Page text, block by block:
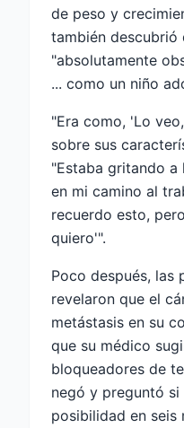
de peso y
también descubrió
"absolutamente
... como un niño
"Era como, 'Lo
sobre sus
"Estaba gritando a
en mi camino al
recuerdo esto,
quiero'".
Poco después, las
revelaron que el
metástasis en su
que su médico
bloqueadores de
negó y preguntó
posibilidad en seis